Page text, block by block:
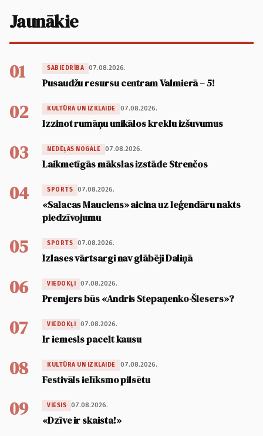
Jaunākie
01 SABIEDRĪBA 07.08.2026.
Pusaudžu resursu centram Valmierā – 5!
02 KULTŪRA UN IZKLAIDE 07.08.2026.
Izzinot rumāņu unikālos kreklu izšuvumus
03 NEDĒĻAS NOGALE 07.08.2026.
Laikmetīgās mākslas izstāde Strenčos
04 SPORTS 07.08.2026.
«Salacas Mauciens» aicina uz leģendāru nakts
piedzīvojumu
05 SPORTS 07.08.2026.
Izlases vārtsargi nav glābēji Daliņā
06 VIEDOKĻI 07.08.2026.
Premjers būs «Andris Stepaņenko-Šlesers»?
07 VIEDOKĻI 07.08.2026.
Ir iemesls pacelt kausu
08 KULTŪRA UN IZKLAIDE 07.08.2026.
Festivāls ielīksmo pilsētu
09 VIESIS 07.08.2026.
«Dzīve ir skaista!»